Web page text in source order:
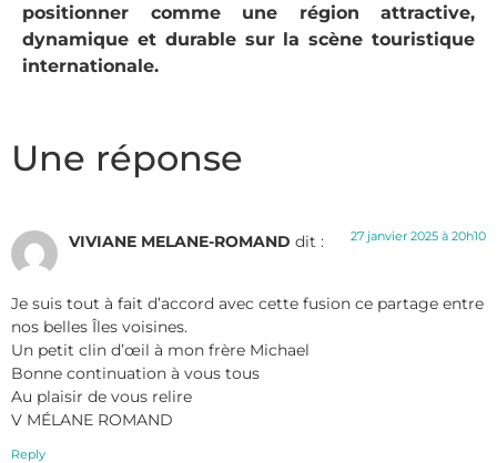
positionner comme une région attractive,
dynamique et durable sur la scène touristique
internationale.
Une réponse
VIVIANE MELANE-ROMAND dit : 27 janvier 2025 à 20h10
Je suis tout à fait d’accord avec cette fusion ce partage entre
nos belles Îles voisines.
Un petit clin d’œil à mon frère Michael
Bonne continuation à vous tous
Au plaisir de vous relire
V MÉLANE ROMAND
Reply